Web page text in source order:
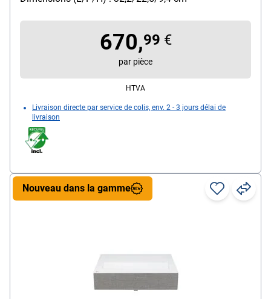
de rafraîchissement de 240 Hz / compatible 3D
670,99 €
par pièce
HTVA
Livraison directe par service de colis, env. 2 - 3 jours délai de
livraison
Nouveau dans la gamme